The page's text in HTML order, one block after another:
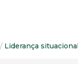
/